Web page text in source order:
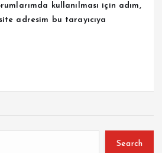
kullanılması için adım,
adresim bu tarayıcıya
Search